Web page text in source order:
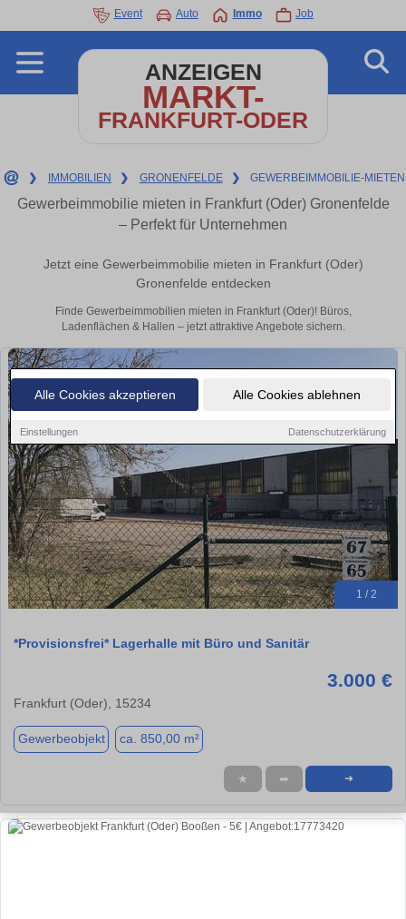
Alle Cookies akzeptieren Alle Cookies ablehnen
Einstellungen Datenschutzerklärung
Event Auto Immo Job
ANZEIGEN
MARKT-
FRANKFURT-ODER
❯ IMMOBILIEN ❯ GRONENFELDE ❯ GEWERBEIMMOBILIE-MIETEN
Gewerbeimmobilie mieten in Frankfurt (Oder) Gronenfelde
– Perfekt für Unternehmen
Jetzt eine Gewerbeimmobilie mieten in Frankfurt (Oder)
Gronenfelde entdecken
Finde Gewerbeimmobilien mieten in Frankfurt (Oder)! Büros,
Ladenflächen & Hallen – jetzt attraktive Angebote sichern.
1 / 2
*Provisionsfrei* Lagerhalle mit Büro und Sanitär
3.000 €
Frankfurt (Oder), 15234
Gewerbeobjekt ca. 850,00 m²
★ ➦ ➜